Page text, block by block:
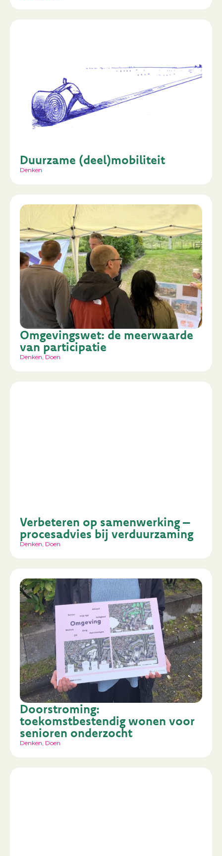
Duurzame (deel)mobiliteit
Denken
Omgevingswet: de meerwaarde
van participatie
Denken, Doen
Verbeteren op samenwerking –
procesadvies bij verduurzaming
Denken, Doen
Doorstroming:
toekomstbestendig wonen voor
senioren onderzocht
Denken, Doen